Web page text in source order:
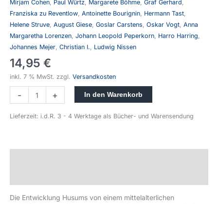
Mirjam Cohen, Paul Würtz, Margarete Böhme, Graf Gerhard,
Franziska zu Reventlow, Antoinette Bourignin, Hermann Tast,
Helene Struve, August Giese, Goslar Carstens, Oskar Vogt, Anna
Margaretha Lorenzen, Johann Leopold Peperkorn, Harro Harring,
Johannes Mejer, Christian I., Ludwig Nissen
14,95 €
inkl. 7 % MwSt. zzgl. Versandkosten
- + In den Warenkorb
Lieferzeit: i.d.R. 3 - 4 Werktage als Bücher- und Warensendung
Die Entwicklung Husums von einem mittelalterlichen